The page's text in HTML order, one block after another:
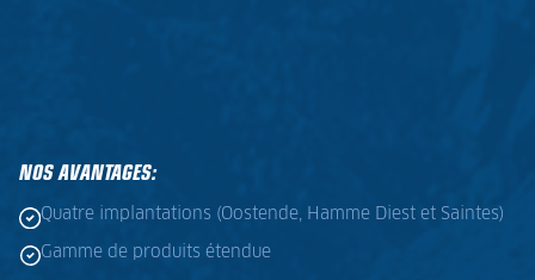
NOS AVANTAGES:
Quatre implantations (Oostende, Hamme Diest et Saintes)
Gamme de produits étendue